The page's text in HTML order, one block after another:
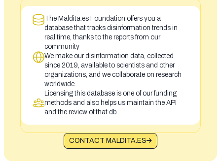
The Maldita.es Foundation offers you a
database that tracks disinformation trends in
real time, thanks to the reports from our
community
We make our disinformation data, collected
since 2019, available to scientists and other
organizations, and we collaborate on research
worldwide.
Licensing this database is one of our funding
methods and also helps us maintain the API
and the review of that db.
CONTACT MALDITA.ES